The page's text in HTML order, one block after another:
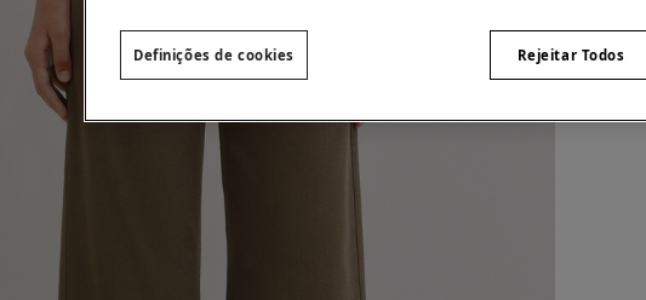
Rejeitar Todos
Definições de cookies